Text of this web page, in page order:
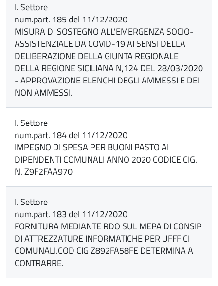
I. Settore
num.part. 185 del 11/12/2020
MISURA DI SOSTEGNO ALL'EMERGENZA SOCIO-
ASSISTENZIALE DA COVID-19 AI SENSI DELLA
DELIBERAZIONE DELLA GIUNTA REGIONALE
DELLA REGIONE SICILIANA N,124 DEL 28/03/2020
- APPROVAZIONE ELENCHI DEGLI AMMESSI E DEI
NON AMMESSI.
I. Settore
num.part. 184 del 11/12/2020
IMPEGNO DI SPESA PER BUONI PASTO AI
DIPENDENTI COMUNALI ANNO 2020 CODICE CIG.
N. Z9F2FAA970
I. Settore
num.part. 183 del 11/12/2020
FORNITURA MEDIANTE RDO SUL MEPA DI CONSIP
DI ATTREZZATURE INFORMATICHE PER UFFFICI
COMUNALI.COD CIG Z892FA58FE DETERMINA A
CONTRARRE.